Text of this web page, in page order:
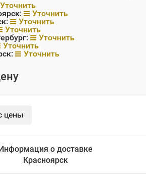
Уточнить
Уточнить
Уточнить
Уточнить
Уточнить
Уточнить
Уточнить
о доставке
Красноярск